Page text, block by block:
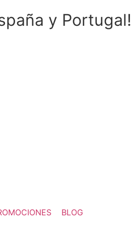
y Portugal!
BLOG